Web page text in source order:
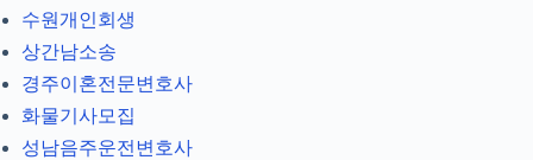
수원개인회생
상간남소송
경주이혼전문변호사
화물기사모집
성남음주운전변호사